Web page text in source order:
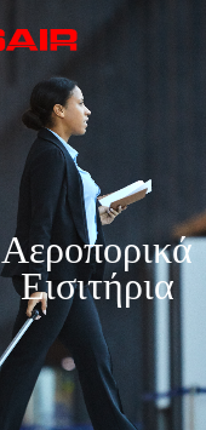
Αεροπορικά
Εισιτήρια